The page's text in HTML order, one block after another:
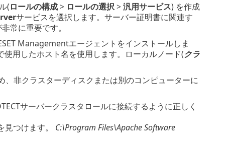
(ロールの構成> ロールの選択>汎用サービス) を作成
サービスを選択します。サーバー証明書に関連す
常に重要です。
Managementエージェントをインストールしま
使用したホスト名を使用します。ローカルノード(クラ
非クラスターディスクまたは別のコンピューターに
サーバークラスタロールに接続するように正しく
つけます。 C:\Program Files\Apache Software